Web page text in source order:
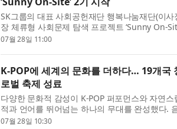
SK그룹의 대표 사회공헌재단 행복나눔재단(이
장 체류형 사회문제 탐색 프로젝트 ‘Sunny On-
활동이 시작됐다고 밝혔다. Sunny On-Site는 대
07월 28일 11:00
K-POP에 세계의 문화를 더하다… 19개국
로벌 축제 성료
다양한 문화적 감성이 K-POP 퍼포먼스와 자연
적과 언어를 뛰어넘는 하나의 무대를 완성했다.
참가자들은 서로 다른 배경을 넘어 같은 리듬으
07월 28일 10:30